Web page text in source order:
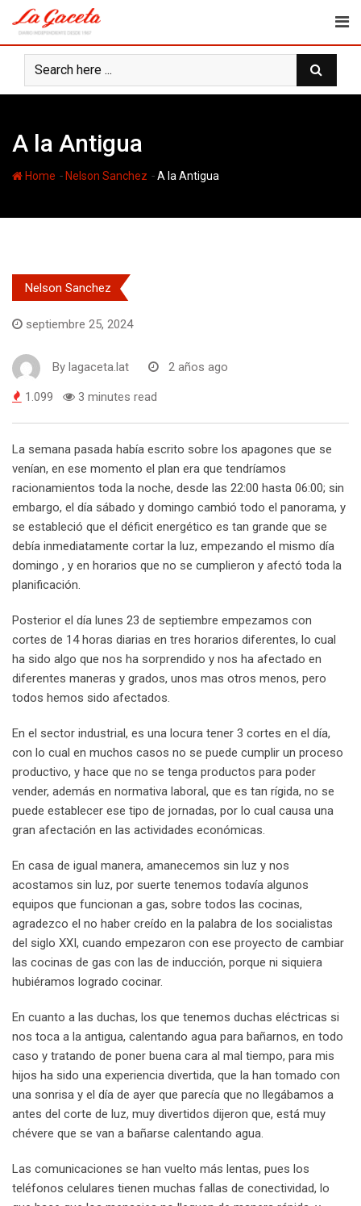
content
A la Antigua
Home - Nelson Sanchez -A la Antigua
Nelson Sanchez
septiembre 25, 2024
By lagaceta.lat 2 años ago
1.099 3 minutes read
La semana pasada había escrito sobre los apagones que se
venían, en ese momento el plan era que tendríamos
racionamientos toda la noche, desde las 22:00 hasta 06:00; sin
embargo, el día sábado y domingo cambió todo el panorama, y
se estableció que el déficit energético es tan grande que se
debía inmediatamente cortar la luz, empezando el mismo día
domingo , y en horarios que no se cumplieron y afectó toda la
planificación.
Posterior el día lunes 23 de septiembre empezamos con
cortes de 14 horas diarias en tres horarios diferentes, lo cual
ha sido algo que nos ha sorprendido y nos ha afectado en
diferentes maneras y grados, unos mas otros menos, pero
todos hemos sido afectados.
En el sector industrial, es una locura tener 3 cortes en el día,
con lo cual en muchos casos no se puede cumplir un proceso
productivo, y hace que no se tenga productos para poder
vender, además en normativa laboral, que es tan rígida, no se
puede establecer ese tipo de jornadas, por lo cual causa una
gran afectación en las actividades económicas.
En casa de igual manera, amanecemos sin luz y nos
acostamos sin luz, por suerte tenemos todavía algunos
equipos que funcionan a gas, sobre todos las cocinas,
agradezco el no haber creído en la palabra de los socialistas
del siglo XXI, cuando empezaron con ese proyecto de cambiar
las cocinas de gas con las de inducción, porque ni siquiera
hubiéramos logrado cocinar.
En cuanto a las duchas, los que tenemos duchas eléctricas si
nos toca a la antigua, calentando agua para bañarnos, en todo
caso y tratando de poner buena cara al mal tiempo, para mis
hijos ha sido una experiencia divertida, que la han tomado con
una sonrisa y el día de ayer que parecía que no llegábamos a
antes del corte de luz, muy divertidos dijeron que, está muy
chévere que se van a bañarse calentando agua.
Las comunicaciones se han vuelto más lentas, pues los
teléfonos celulares tienen muchas fallas de conectividad, lo